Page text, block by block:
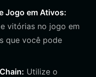
Jogo em Ativos:
vitórias no jogo em
que você pode
Utilize o